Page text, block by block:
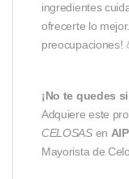
ingredientes
ofrecerte lo
preocupaciones!
¡No te quedes
Adquiere este
CELOSASen
Mayorista de